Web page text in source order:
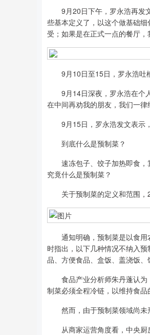
9月20日下午，罗永浩再发文
些基本定义了，以这个做基础
受；如果是在正式一点的餐厅
9月10日至15日，罗永浩吐槽
9月14日深夜，罗永浩在个人
在中间再劝我的朋友，我们一律
9月15日，罗永浩发文表示，
到底什么是预制菜？
速冻包子、饺子加热即食，
究竟什么是预制菜？
关于预制菜的定义和范围，
通知明确，预制菜是以食用
时指出，以下几种情况不纳入
品、方便食品、盒饭、盖浇饭、
食品产业分析师朱丹蓬认为
制菜必须全程冷链，以维持食品
然而，由于预制菜领域尚未
从商家运营角度看，中央厨房
深证成指